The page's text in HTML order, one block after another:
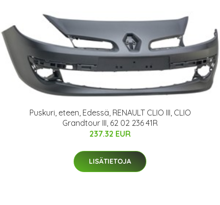
Puskuri, eteen, Edessä, RENAULT CLIO III, CLIO
Grandtour III, 62 02 236 41R
237.32 EUR
LISÄTIETOJA